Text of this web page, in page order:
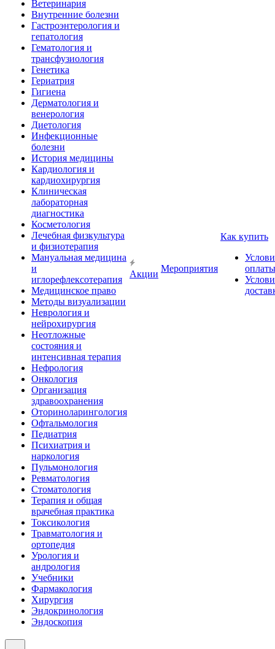
Ветеринария
Внутренние болезни
Гастроэнтерология и
гепатология
Гематология и
трансфузиология
Генетика
Гериатрия
Гигиена
Дерматология и
венерология
Диетология
Инфекционные
болезни
История медицины
Кардиология и
кардиохирургия
Клиническая
лабораторная
диагностика
Косметология
Лечебная физкультура
и физиотерапия
Мануальная медицина
и
иглорефлексотерапия
Медицинское право
Методы визуализации
Неврология и
нейрохирургия
Неотложные
состояния и
интенсивная терапия
Нефрология
Онкология
Организация
здравоохранения
Оториноларингология
Офтальмология
Педиатрия
Психиатрия и
наркология
Пульмонология
Ревматология
Стоматология
Терапия и общая
врачебная практика
Токсикология
Травматология и
ортопедия
Урология и
андрология
Учебники
Фармакология
Хирургия
Эндокринология
Эндоскопия
Акции
Мероприятия
Как купить
оплаты